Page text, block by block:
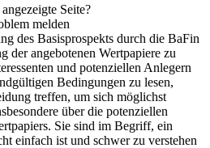
Seite?
melden
des Basisprospekts durch die BaFin
der angebotenen Wertpapiere zu
und potenziellen Anlegern
Bedingungen zu lesen,
treffen, um sich möglichst
über die potenziellen
Sie sind im Begriff, ein
einfach ist und schwer zu verstehen